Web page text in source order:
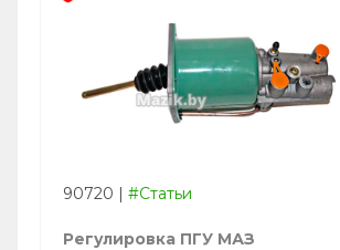
90720 | #Статьи
Регулировка ПГУ МАЗ